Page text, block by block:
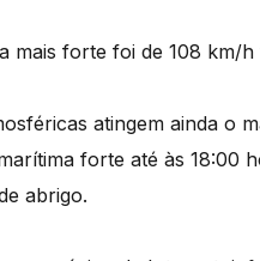
mais forte foi de 108 km/
atingem ainda o
forte até às 18:00
abrigo.